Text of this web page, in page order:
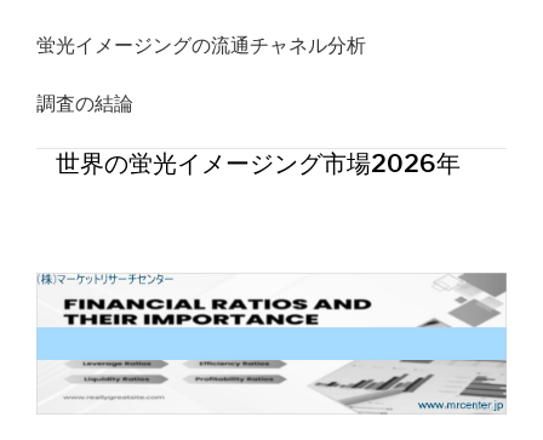
蛍光イメージングの流通チャネル分析
調査の結論
世界の蛍光イメージング市場2026年